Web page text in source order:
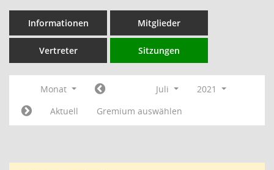
Informationen Mitglieder
Vertreter Sitzungen
Monat Juli
2021
Aktuell
Gremium auswählen